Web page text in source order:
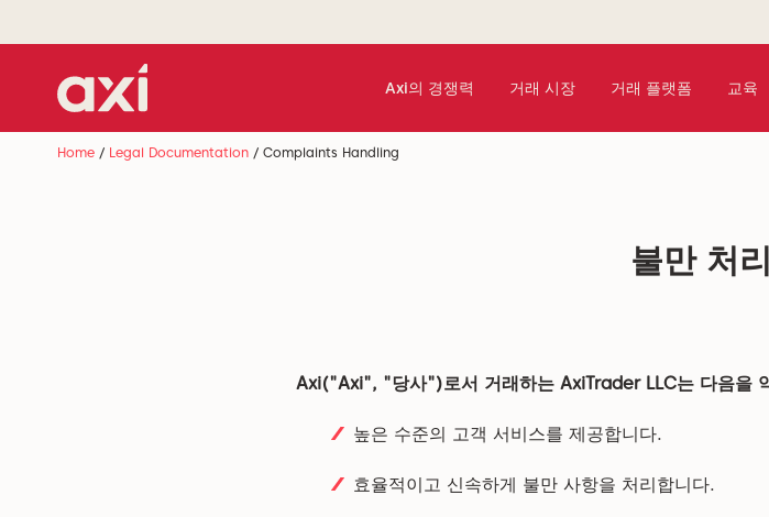
Axi의 경쟁력 거래 시장 거래 플랫폼 교육
Home / Legal Documentation / Complaints Handling
불만 처
Axi("Axi", "당사")로서 거래하는 AxiTrader LLC는 다음을
높은 수준의 고객 서비스를 제공합니다.
효율적이고 신속하게 불만 사항을 처리합니다.